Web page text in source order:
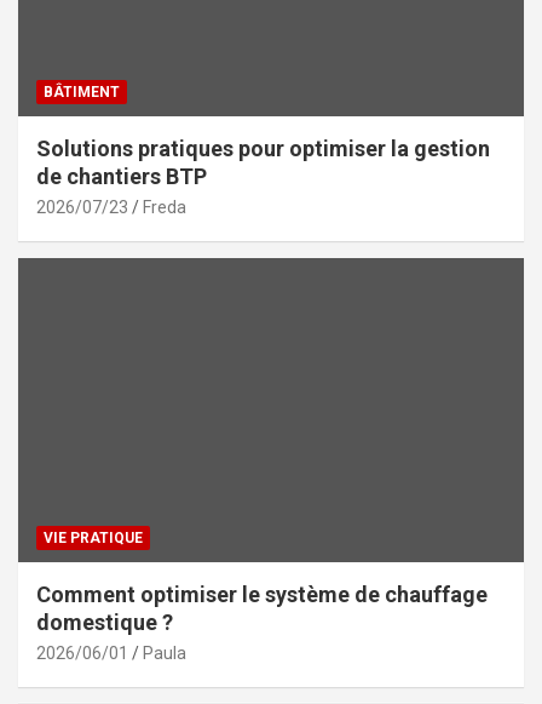
BÂTIMENT
Solutions pratiques pour optimiser la gestion
de chantiers BTP
2026/07/23 Freda
VIE PRATIQUE
Comment optimiser le système de chauffage
domestique ?
2026/06/01 Paula